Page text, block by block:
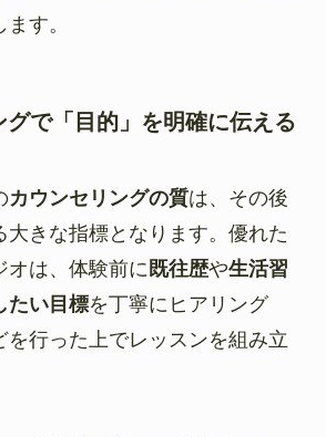
す。
で「目的」を明確に伝える
カウンセリングの質は、その後
大きな指標となります。優れた
オは、体験前に既往歴や生活習
たい目標を丁寧にヒアリング
を行った上でレッスンを組み立